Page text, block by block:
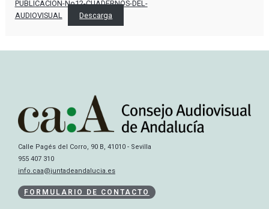
PUBLICACION-No12-CUADERNOS-DEL-
AUDIOVISUAL
Descarga
Calle Pagés del Corro, 90 B, 41010 - Sevilla
955 407 310
info.caa@juntadeandalucia.es
FORMULARIO DE CONTACTO